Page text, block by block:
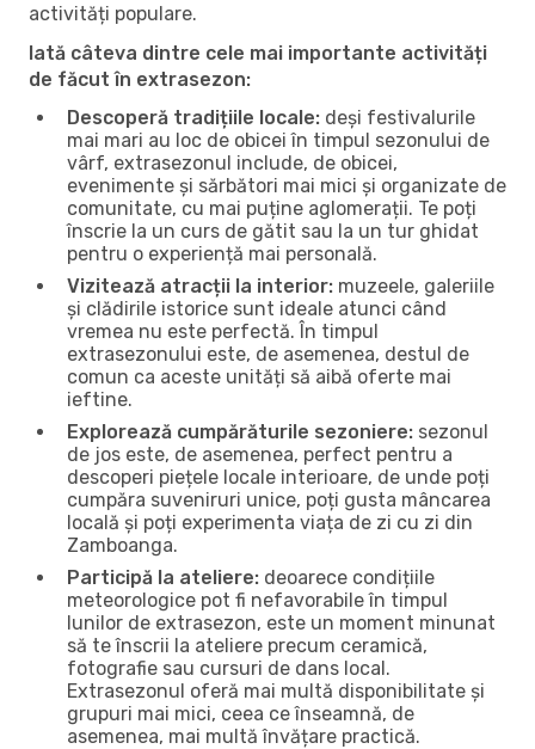
activități populare.
Iată câteva dintre cele mai importante activități
de făcut în extrasezon:
Descoperă tradițiile locale: deși festivalurile
mai mari au loc de obicei în timpul sezonului de
vârf, extrasezonul include, de obicei,
evenimente și sărbători mai mici și organizate de
comunitate, cu mai puține aglomerații. Te poți
înscrie la un curs de gătit sau la un tur ghidat
pentru o experiență mai personală.
Vizitează atracții la interior: muzeele, galeriile
și clădirile istorice sunt ideale atunci când
vremea nu este perfectă. În timpul
extrasezonului este, de asemenea, destul de
comun ca aceste unități să aibă oferte mai
ieftine.
Explorează cumpărăturile sezoniere: sezonul
de jos este, de asemenea, perfect pentru a
descoperi piețele locale interioare, de unde poți
cumpăra suveniruri unice, poți gusta mâncarea
locală și poți experimenta viața de zi cu zi din
Zamboanga.
Participă la ateliere: deoarece condițiile
meteorologice pot fi nefavorabile în timpul
lunilor de extrasezon, este un moment minunat
să te înscrii la ateliere precum ceramică,
fotografie sau cursuri de dans local.
Extrasezonul oferă mai multă disponibilitate și
grupuri mai mici, ceea ce înseamnă, de
asemenea, mai multă învățare practică.